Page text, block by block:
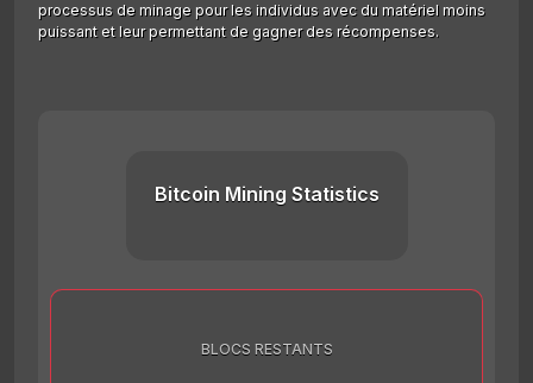
processus de minage pour les individus avec du matériel moins
puissant et leur permettant de gagner des récompenses.
Bitcoin Mining Statistics
BLOCS RESTANTS